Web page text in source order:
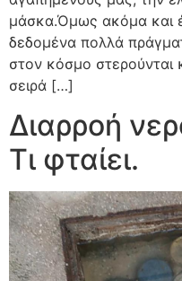
μάσκα.Όμως ακόμα και
δεδομένα πολλά
στον κόσμο στερούνται
σειρά […]
Διαρροή
Τι φταίει.